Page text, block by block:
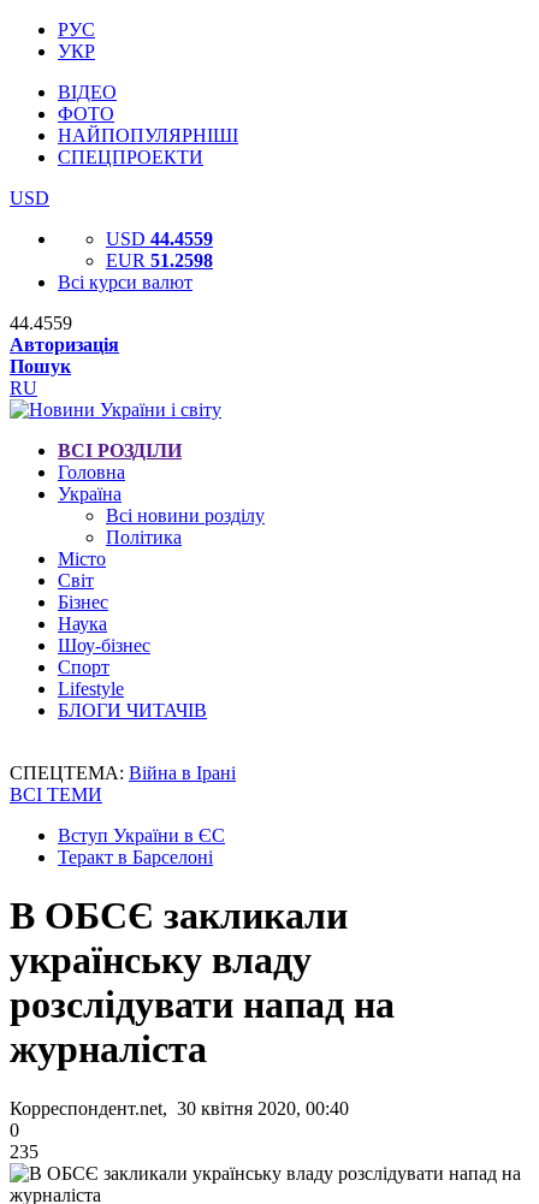
РУС
УКР
ВІДЕО
ФОТО
НАЙПОПУЛЯРНІШІ
СПЕЦПРОЕКТИ
USD
USD 44.4559
EUR 51.2598
Всі курси валют
44.4559
Авторизація
Пошук
RU
ВСІ РОЗДІЛИ
Головна
Україна
Всі новини розділу
Політика
Місто
Світ
Бізнес
Наука
Шоу-бізнес
Спорт
Lifestyle
БЛОГИ ЧИТАЧІВ
СПЕЦТЕМА: Війна в Ірані
ВСІ ТЕМИ
Вступ України в ЄС
Теракт в Барселоні
В ОБСЄ закликали
українську владу
розслідувати напад на
журналіста
Корреспондент.net, 30 квітня 2020, 00:40
0
235